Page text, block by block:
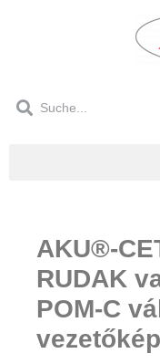
AKU®-
RUDAK
POM-C